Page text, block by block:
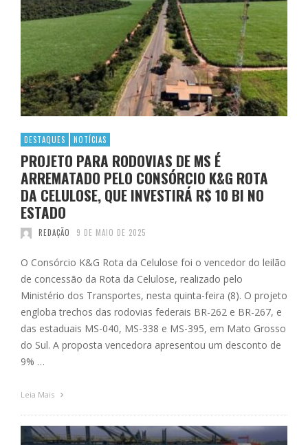
DESTAQUES NOTÍCIAS
PROJETO PARA RODOVIAS DE MS É
ARREMATADO PELO CONSÓRCIO K&G ROTA
DA CELULOSE, QUE INVESTIRÁ R$ 10 BI NO
ESTADO
REDAÇÃO 9 DE MAIO DE 2025
O Consórcio K&G Rota da Celulose foi o vencedor do leilão
de concessão da Rota da Celulose, realizado pelo
Ministério dos Transportes, nesta quinta-feira (8). O projeto
engloba trechos das rodovias federais BR-262 e BR-267, e
das estaduais MS-040, MS-338 e MS-395, em Mato Grosso
do Sul. A proposta vencedora apresentou um desconto de
9% …
Leia Mais